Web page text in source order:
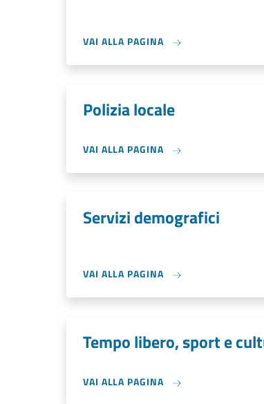
VAI ALLA PAGINA
Polizia locale
VAI ALLA PAGINA
Servizi demografici
VAI ALLA PAGINA
Tempo libero, sport e
VAI ALLA PAGINA